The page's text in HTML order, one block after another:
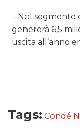
– Nel segmento
genererà 6,5
uscita all’anno
Tags: Condé